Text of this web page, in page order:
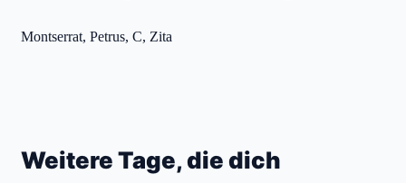
Montserrat, Petrus, C, Zita
Weitere Tage, die dich